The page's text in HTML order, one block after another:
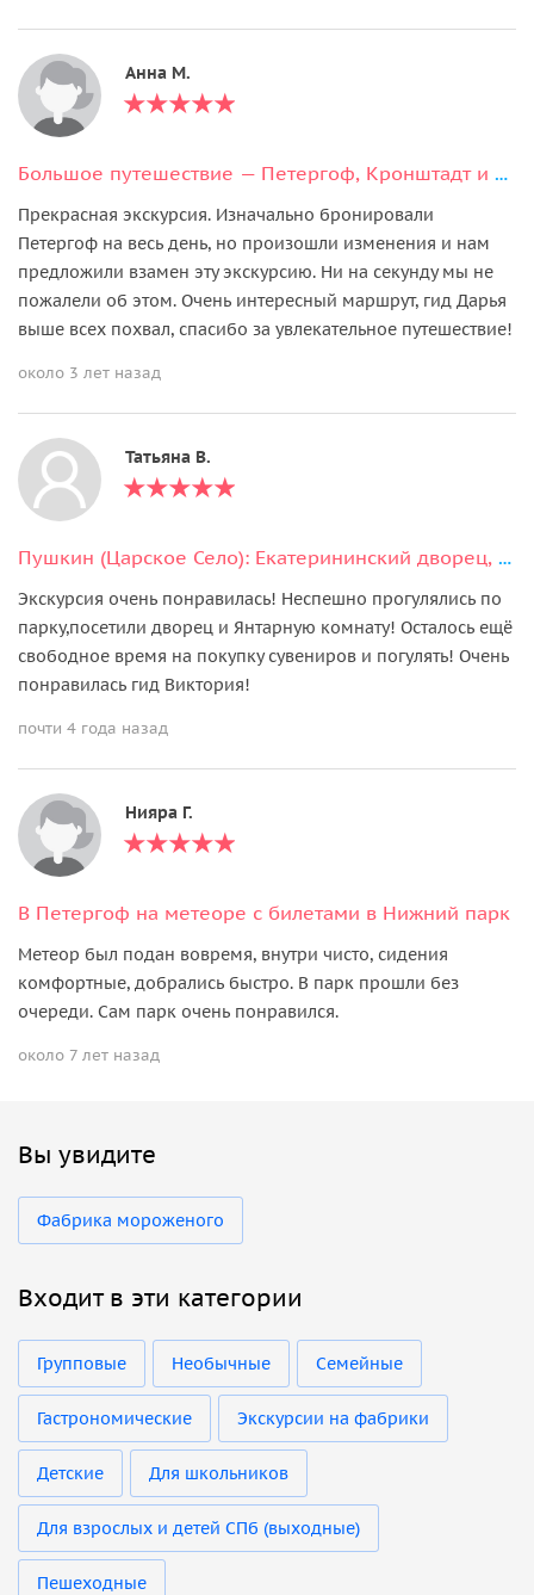
Анна М.
Большое путешествие — Петергоф, Кронштадт и форт Константин
Прекрасная экскурсия. Изначально бронировали
Петергоф на весь день, но произошли изменения и нам
предложили взамен эту экскурсию. Ни на секунду мы не
пожалели об этом. Очень интересный маршрут, гид Дарья
выше всех похвал, спасибо за увлекательное путешествие!
около 3 лет назад
Татьяна В.
Пушкин (Царское Село): Екатерининский дворец, парк и Янтарная комната
Экскурсия очень понравилась! Неспешно прогулялись по
парку,посетили дворец и Янтарную комнату! Осталось ещё
свободное время на покупку сувениров и погулять! Очень
понравилась гид Виктория!
почти 4 года назад
Нияра Г.
В Петергоф на метеоре с билетами в Нижний парк
Метеор был подан вовремя, внутри чисто, сидения
комфортные, добрались быстро. В парк прошли без
очереди. Сам парк очень понравился.
около 7 лет назад
Вы увидите
Фабрика мороженого
Входит в эти категории
Групповые Необычные Семейные
Гастрономические Экскурсии на фабрики
Детские Для школьников
Для взрослых и детей СПб (выходные)
Пешеходные